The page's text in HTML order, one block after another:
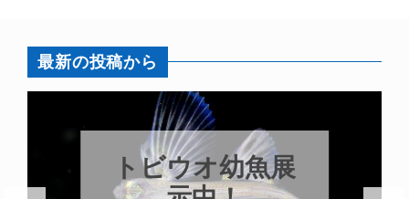
最新の投稿から
トビウオ幼魚展